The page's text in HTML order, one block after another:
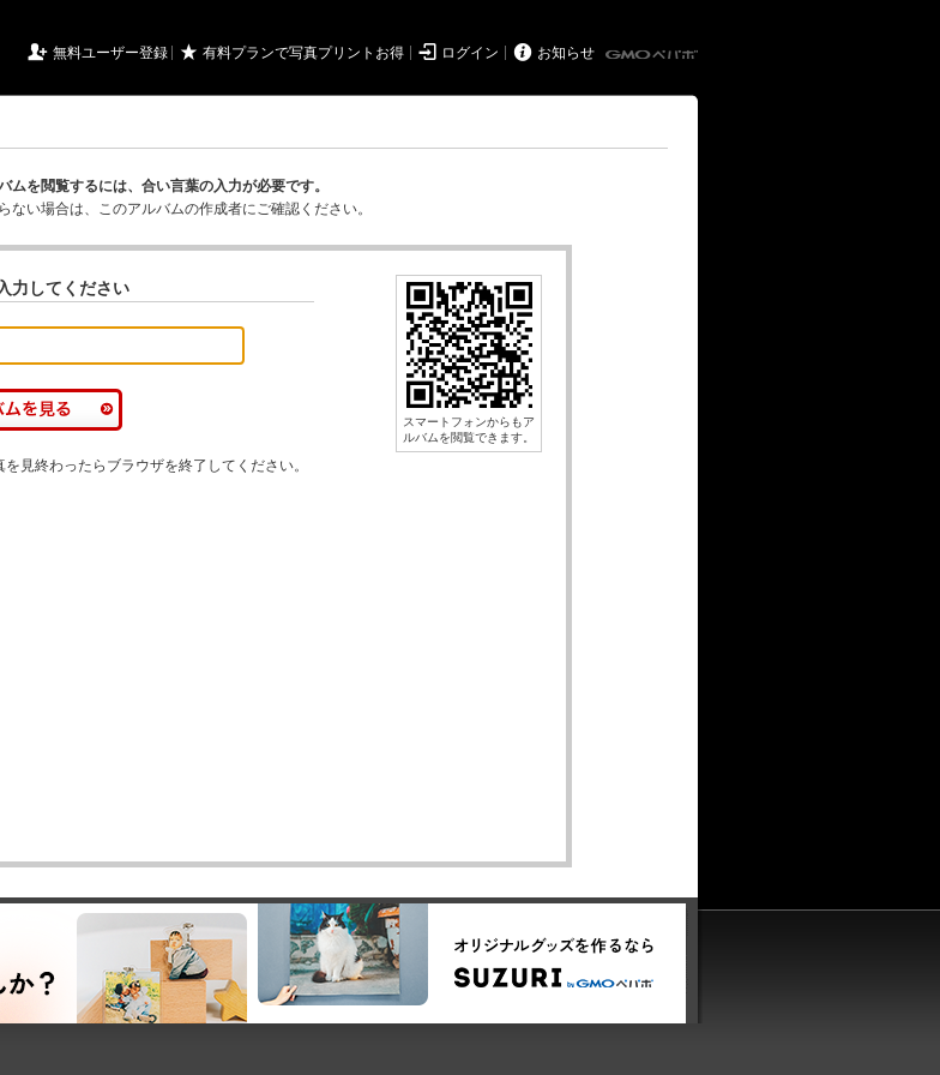
 無料ユーザー登録 ★ 有料プランで写真プリントお得  ログイン  お知らせ
ムを閲覧するには、合い言葉の入力が必要です。
ない場合は、このアルバムの作成者にご確認ください。
力してください
見終わったらブラウザを終了してください。
スマートフォンからもア
ルバムを閲覧できます。